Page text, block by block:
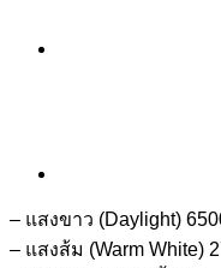
– แสงขาว (Daylight)
– แสงส้ม (Warm White)